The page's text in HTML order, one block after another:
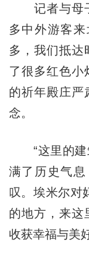
记者与母子
多中外游客
多，我们抵达
了很多红色小
的祈年殿庄严
念。
“这里的建
满了历史气
叹。埃米尔对
的地方，来这
收获幸福与美